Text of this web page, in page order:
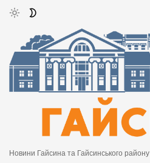
Новини Гайсина та Гайсинського району